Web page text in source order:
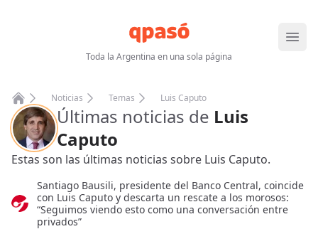
Toda la Argentina en una sola página
Abrir
Home
Noticias Temas Luis Caputo
Últimas noticias de Luis
Caputo
Estas son las últimas noticias sobre Luis Caputo.
Santiago Bausili, presidente del Banco Central, coincide
con Luis Caputo y descarta un rescate a los morosos:
“Seguimos viendo esto como una conversación entre
privados”